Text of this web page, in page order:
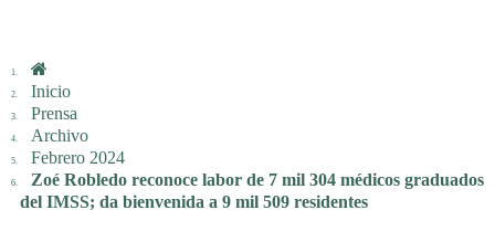
Inicio
Prensa
Archivo
Febrero 2024
Zoé Robledo reconoce labor de 7 mil 304 médicos graduados
del IMSS; da bienvenida a 9 mil 509 residentes